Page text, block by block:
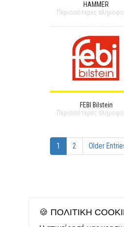
HAMMER
Περισσότερες
FEBI Bilstein
Περισσότερες
1 2 Older
🍪 ΠΟΛΙΤΙΚΉ